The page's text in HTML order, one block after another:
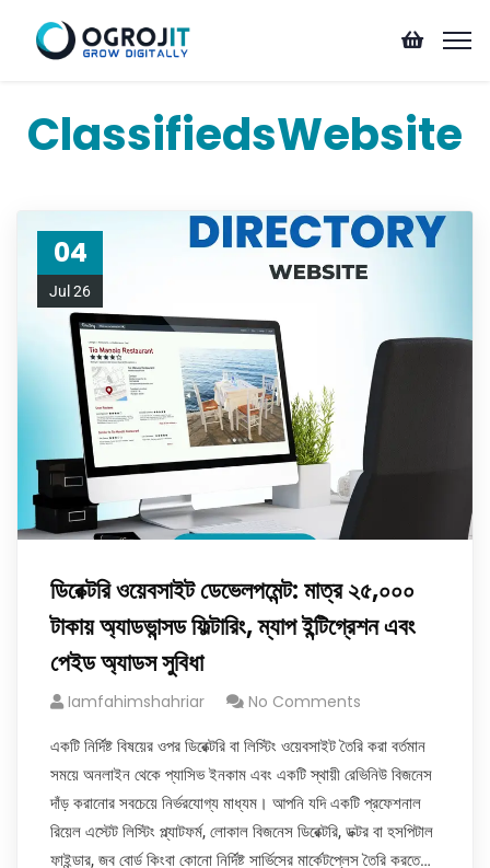
ClassifiedsWebsite
04
Jul 26
ডিরেক্টরি ওয়েবসাইট ডেভেলপমেন্ট: মাত্র ২৫,০০০
টাকায় অ্যাডভান্সড ফিল্টারিং, ম্যাপ ইন্টিগ্রেশন এবং
পেইড অ্যাডস সুবিধা
Iamfahimshahriar No Comments
একটি নির্দিষ্ট বিষয়ের ওপর ডিরেক্টরি বা লিস্টিং ওয়েবসাইট তৈরি করা বর্তমান
সময়ে অনলাইন থেকে প্যাসিভ ইনকাম এবং একটি স্থায়ী রেভিনিউ বিজনেস
দাঁড় করানোর সবচেয়ে নির্ভরযোগ্য মাধ্যম। আপনি যদি একটি প্রফেশনাল
রিয়েল এস্টেট লিস্টিং প্ল্যাটফর্ম, লোকাল বিজনেস ডিরেক্টরি, ডক্টর বা হসপিটাল
ফাইন্ডার, জব বোর্ড কিংবা কোনো নির্দিষ্ট সার্ভিসের মার্কেটপ্লেস তৈরি করতে…